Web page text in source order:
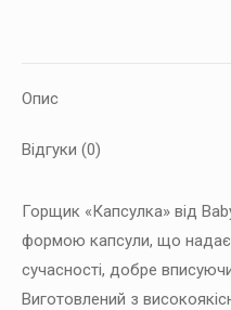
Опис
Відгуки (0)
Горщик «Капсулка» від
формою капсули, що надає
сучасності, добре
Виготовлений з